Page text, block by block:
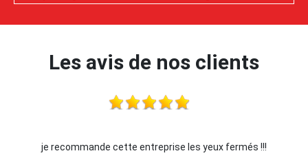
Les avis de nos clients
!!! Je recommande !!